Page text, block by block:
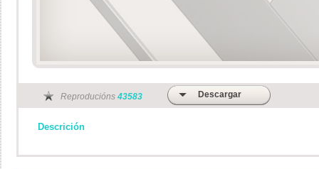
Reproducións 43583 Descargar
Descrición